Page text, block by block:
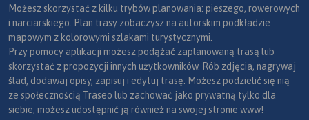
Możesz skorzystać z kilku trybów planowania: pieszego, rowerowych
i narciarskiego. Plan trasy zobaczysz na autorskim podkładzie
mapowym z kolorowymi szlakami turystycznymi.
Przy pomocy aplikacji możesz podążać zaplanowaną trasą lub
skorzystać z propozycji innych użytkowników. Rób zdjęcia, nagrywaj
ślad, dodawaj opisy, zapisuj i edytuj trasę. Możesz podzielić się nią
ze społecznością Traseo lub zachować jako prywatną tylko dla
siebie, możesz udostępnić ją również na swojej stronie www!